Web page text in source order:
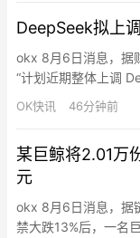
及多家私募股权公司…
DeepSeek拟上
okx 8月6日消息，据
“计划近期整体上调
合理安排您的使用。
OK快讯 46分钟前
某巨鲸将2.01万
元
okx 8月6日消息，据
禁大跌13%后，一名